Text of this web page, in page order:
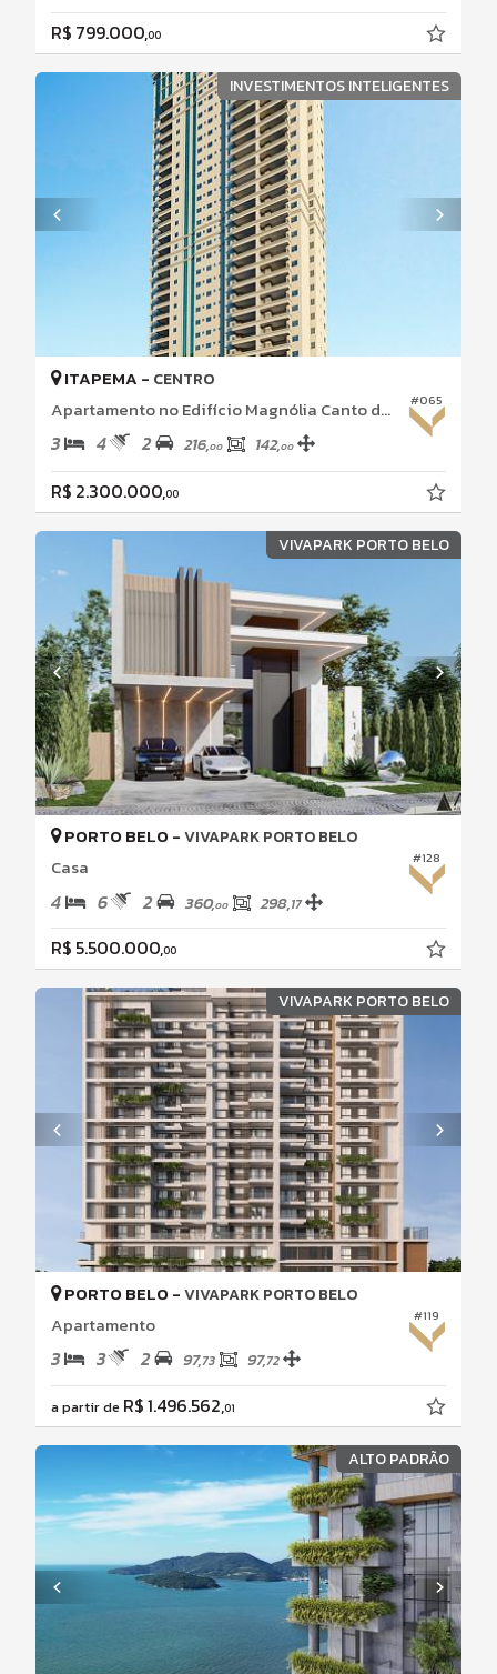
R$ 799.000,00
INVESTIMENTOS INTELIGENTES
#065
ITAPEMA - CENTRO
Apartamento no Edifício Magnólia Canto da Praia - Itapema - Santa Catarina
3 4 2 216,00 142,00
R$ 2.300.000,00
VIVAPARK PORTO BELO
#128
PORTO BELO -VIVAPARK PORTO BELO
Casa
4 6 2 360,00 298,17
R$ 5.500.000,00
VIVAPARK PORTO BELO
#119
PORTO BELO -VIVAPARK PORTO BELO
Apartamento
3 3 2 97,73 97,72
a partir de R$ 1.496.562,01
ALTO PADRÃO